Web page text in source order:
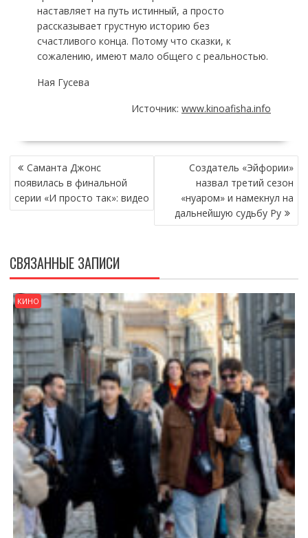
наставляет на путь истинный, а просто
рассказывает грустную историю без
счастливого конца. Потому что сказки, к
сожалению, имеют мало общего с реальностью.
Ная Гусева
Источник:www.kinoafisha.info
НАВИГАЦИЯ
ПО
ЗАПИСЯМ
Саманта Джонс
появилась в финальной
серии «И просто так»: видео
Создатель «Эйфории»
назвал третий сезон
«нуаром» и намекнул на
дальнейшую судьбу Ру
СВЯЗАННЫЕ ЗАПИСИ
КИНО